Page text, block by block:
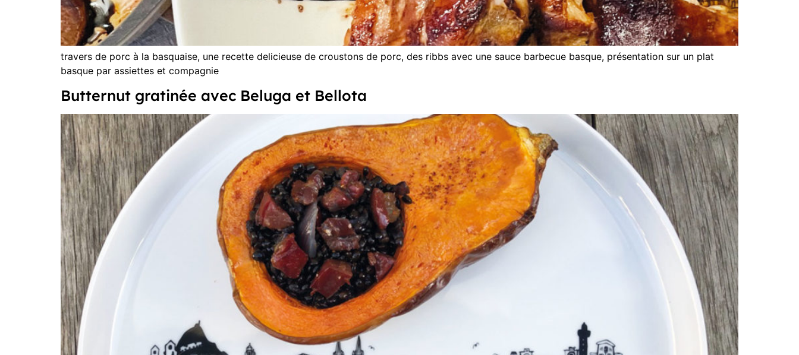
travers de porc à la basquaise, une recette delicieuse de croustons de porc, des ribbs avec une sauce barbecue basque, présentation sur un plat
basque par assiettes et compagnie
Butternut gratinée avec Beluga et Bellota